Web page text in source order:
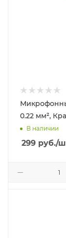
0.22 мм²,
В наличии
299 руб./